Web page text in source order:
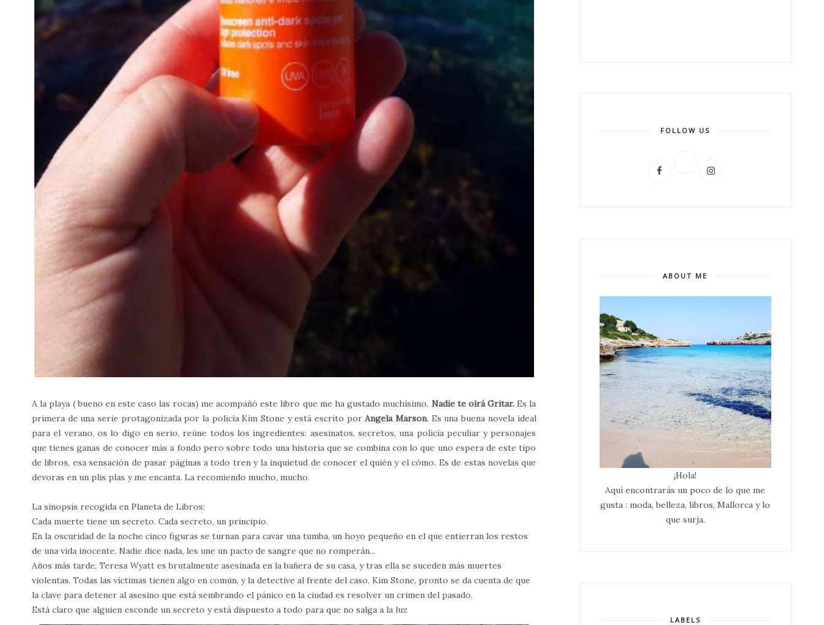
A la playa ( bueno en este caso las rocas) me acompañó este libro que me ha gustado muchísimo, Nadie te oirá Gritar. Es la
primera de una serie protagonizada por la policía Kim Stone y está escrito porAngela Marson. Es una buena novela ideal
para el verano, os lo digo en serio, reúne todos los ingredientes: asesinatos, secretos, una policía peculiar y personajes
que tienes ganas de conocer más a fondo pero sobre todo una historia que se combina con lo que uno espera de este tipo
de libros, esa sensación de pasar páginas a todo tren y la inquietud de conocer el quién y el cómo. Es de estas novelas que
devoras en un plis plas y me encanta. La recomiendo mucho, mucho.
La sinopsis recogida en Planeta de Libros:
Cada muerte tiene un secreto. Cada secreto, un principio.
En la oscuridad de la noche cinco figuras se turnan para cavar una tumba, un hoyo pequeño en el que entierran los restos
de una vida inocente. Nadie dice nada, les une un pacto de sangre que no romperán...
Años más tarde, Teresa Wyatt es brutalmente asesinada en la bañera de su casa, y tras ella se suceden más muertes
violentas. Todas las víctimas tienen algo en común, y la detective al frente del caso, Kim Stone, pronto se da cuenta de que
la clave para detener al asesino que está sembrando el pánico en la ciudad es resolver un crimen del pasado.
Está claro que alguien esconde un secreto y está dispuesto a todo para que no salga a la luz
FOLLOW US
ABOUT ME
¡Hola!
Aquí encontrarás un poco de lo que me
gusta : moda, belleza, libros, Mallorca y lo
que surja.
LABELS